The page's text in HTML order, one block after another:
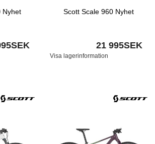
Nyhet Scott Scale 960 Nyhet
21 995SEK
Visa lagerinformation